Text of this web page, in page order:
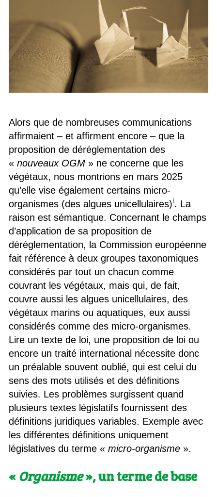
Alors que de nombreuses communications
affirmaient – et affirment encore – que la
proposition de déréglementation des
« nouveaux OGM» ne concerne que les
végétaux, nous montrions en mars 2025
qu’elle vise également certains micro-
organismes (des algues unicellulaires)i. La
raison est sémantique. Concernant le champs
d’application de sa proposition de
déréglementation, la Commission européenne
fait référence à deux groupes taxonomiques
considérés par tout un chacun comme
couvrant les végétaux, mais qui, de fait,
couvre aussi les algues unicellulaires, des
végétaux marins ou aquatiques, eux aussi
considérés comme des micro-organismes.
Lire un texte de loi, une proposition de loi ou
encore un traité international nécessite donc
un préalable souvent oublié, qui est celui du
sens des mots utilisés et des définitions
suivies. Les problèmes surgissent quand
plusieurs textes législatifs fournissent des
définitions juridiques variables. Exemple avec
les différentes définitions uniquement
législatives du terme « micro-organisme».
«Organisme», un terme de base